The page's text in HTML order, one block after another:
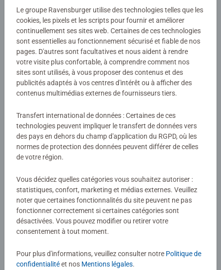
Au recto : Une fresque animée de l'Égypte antique avec
ses pyramides majestueuses, le Nil et ses bateaux, les
temples ornés de hiéroglyphes, les marchés colorés et les
scènes de vie quotidienne. Votre enfant observe les
paysans dans les champs, les artisans au travail et les
cérémonies religieuses.
passionnantes sur cette civilisation. À quoi sert le papyrus
? C'est quoi une momie ? Un poster avec quiz enrichit les
connaissances acquises.
Ce puzzle éducatif stimule l'imagination et transmet des
l'Antiquité. Avec 65 pièces, il représente un défi progressif
parfait pour les enfants dès 6 ans.
Détails
Numéro d'article:
12004183
EAN:
4005555041832
Avertissements et informations du fabricant
Produits similaires
Aucune évaluation n'a encore été
soumise
0/0
Rédiger une évaluation
Consignes d'évaluation
Le groupe Ravensburger utilise des technologies telles que les
cookies, les pixels et les scripts pour fournir et améliorer
continuellement ses sites web. Certaines de ces technologies
sont essentielles au fonctionnement sécurisé et fiable de nos
pages. D'autres sont facultatives et nous aident à rendre
votre visite plus confortable, à comprendre comment nos
sites sont utilisés, à vous proposer des contenus et des
publicités adaptés à vos centres d'intérêt ou à afficher des
contenus multimédias externes de fournisseurs tiers.
Transfert international de données : Certaines de ces
technologies peuvent impliquer le transfert de données vers
des pays en dehors du champ d'application du RGPD, où les
normes de protection des données peuvent différer de celles
de votre région.
Vous décidez quelles catégories vous souhaitez autoriser :
statistiques, confort, marketing et médias externes. Veuillez
noter que certaines fonctionnalités du site peuvent ne pas
fonctionner correctement si certaines catégories sont
désactivées. Vous pouvez modifier ou retirer votre
consentement à tout moment.
Pour plus d'informations, veuillez consulter notre Politique de
confidentialitéet nos Mentions légales.